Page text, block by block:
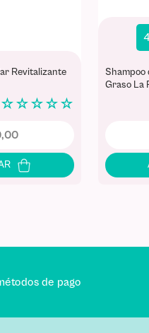
Revitalizante
☆ ☆ ☆ ☆ ☆
,00
Shampoo
Graso La
de pago